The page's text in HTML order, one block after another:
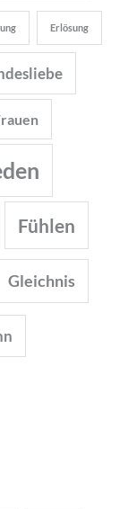
Erlösung
Fühlen
Gleichnis